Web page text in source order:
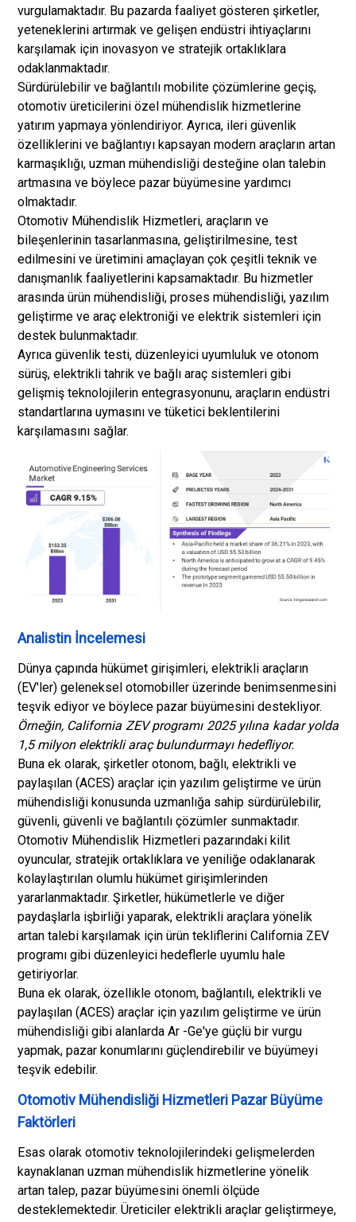
vurgulamaktadır. Bu pazarda faaliyet gösteren şirketler,
yeteneklerini artırmak ve gelişen endüstri ihtiyaçlarını
karşılamak için inovasyon ve stratejik ortaklıklara
odaklanmaktadır.
Sürdürülebilir ve bağlantılı mobilite çözümlerine geçiş,
otomotiv üreticilerini özel mühendislik hizmetlerine
yatırım yapmaya yönlendiriyor. Ayrıca, ileri güvenlik
özelliklerini ve bağlantıyı kapsayan modern araçların artan
karmaşıklığı, uzman mühendisliği desteğine olan talebin
artmasına ve böylece pazar büyümesine yardımcı
olmaktadır.
Otomotiv Mühendislik Hizmetleri, araçların ve
bileşenlerinin tasarlanmasına, geliştirilmesine, test
edilmesini ve üretimini amaçlayan çok çeşitli teknik ve
danışmanlık faaliyetlerini kapsamaktadır. Bu hizmetler
arasında ürün mühendisliği, proses mühendisliği, yazılım
geliştirme ve araç elektroniği ve elektrik sistemleri için
destek bulunmaktadır.
Ayrıca güvenlik testi, düzenleyici uyumluluk ve otonom
sürüş, elektrikli tahrik ve bağlı araç sistemleri gibi
gelişmiş teknolojilerin entegrasyonunu, araçların endüstri
standartlarına uymasını ve tüketici beklentilerini
karşılamasını sağlar.
Analistin İncelemesi
Dünya çapında hükümet girişimleri, elektrikli araçların
(EV'ler) geleneksel otomobiller üzerinde benimsenmesini
teşvik ediyor ve böylece pazar büyümesini destekliyor.
Örneğin, California ZEV programı 2025 yılına kadar yolda
1,5 milyon elektrikli araç bulundurmayı hedefliyor.
Buna ek olarak, şirketler otonom, bağlı, elektrikli ve
paylaşılan (ACES) araçlar için yazılım geliştirme ve ürün
mühendisliği konusunda uzmanlığa sahip sürdürülebilir,
güvenli, güvenli ve bağlantılı çözümler sunmaktadır.
Otomotiv Mühendislik Hizmetleri pazarındaki kilit
oyuncular, stratejik ortaklıklara ve yeniliğe odaklanarak
kolaylaştırılan olumlu hükümet girişimlerinden
yararlanmaktadır. Şirketler, hükümetlerle ve diğer
paydaşlarla işbirliği yaparak, elektrikli araçlara yönelik
artan talebi karşılamak için ürün tekliflerini California ZEV
programı gibi düzenleyici hedeflerle uyumlu hale
getiriyorlar.
Buna ek olarak, özellikle otonom, bağlantılı, elektrikli ve
paylaşılan (ACES) araçlar için yazılım geliştirme ve ürün
mühendisliği gibi alanlarda Ar -Ge'ye güçlü bir vurgu
yapmak, pazar konumlarını güçlendirebilir ve büyümeyi
teşvik edebilir.
Otomotiv Mühendisliği Hizmetleri Pazar Büyüme
Faktörleri
Esas olarak otomotiv teknolojilerindeki gelişmelerden
kaynaklanan uzman mühendislik hizmetlerine yönelik
artan talep, pazar büyümesini önemli ölçüde
desteklemektedir. Üreticiler elektrikli araçlar geliştirmeye,